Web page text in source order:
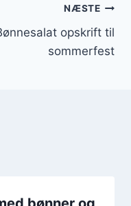
NÆSTE
opskrift til
sommerfest